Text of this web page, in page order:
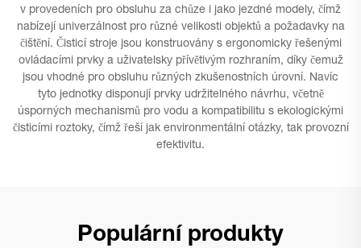
v provedeních pro obsluhu za chůze i jako jezdné modely, čímž
nabízejí univerzálnost pro různé velikosti objektů a požadavky na
čištění. Čisticí stroje jsou konstruovány s ergonomicky řešenými
ovládacími prvky a uživatelsky přívětivým rozhraním, díky čemuž
jsou vhodné pro obsluhu různých zkušenostních úrovní. Navíc
tyto jednotky disponují prvky udržitelného návrhu, včetně
úsporných mechanismů pro vodu a kompatibilitu s ekologickými
čisticími roztoky, čímž řeší jak environmentální otázky, tak provozní
efektivitu.
Populární produkty